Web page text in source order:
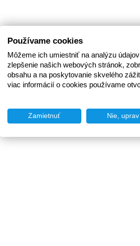
Používame cookies
Môžeme ich umiestniť na analýzu
zlepšenie našich webových stránok,
obsahu a na poskytovanie skvelého
viac informácií o cookies používame
Zamietnuť Nie, uprav